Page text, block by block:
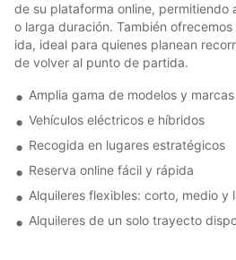
de su plataforma online, permitiendo
o larga duración. También
ida, ideal para quienes planean
de volver al punto de partida.
Amplia gama de modelos y marcas
Vehículos eléctricos e híbridos
Recogida en lugares estratégicos
Reserva online fácil y rápida
Alquileres flexibles: corto, medio y
Alquileres de un solo trayecto